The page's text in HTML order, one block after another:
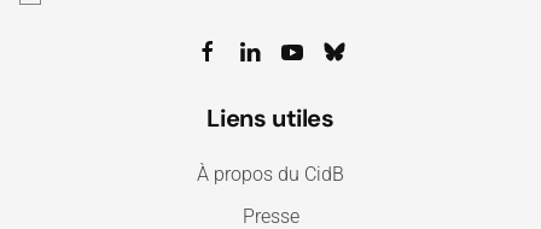
Liens utiles
À propos du CidB
Presse